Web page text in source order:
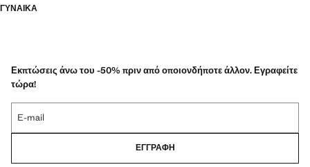
ΓΥΝΑΙΚΑ
Εκπτώσεις άνω του -50% πριν από οποιονδήποτε άλλον. Εγραφείτε
τώρα!
E-mail
ΕΓΓΡΑΦΉ